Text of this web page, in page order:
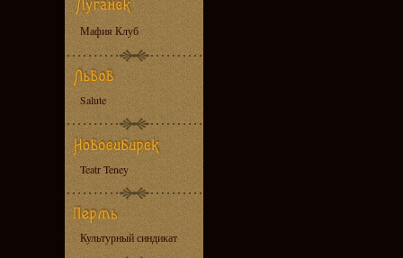
Мафия Клуб
Salute
Teatr Teney
Культурный синдикат